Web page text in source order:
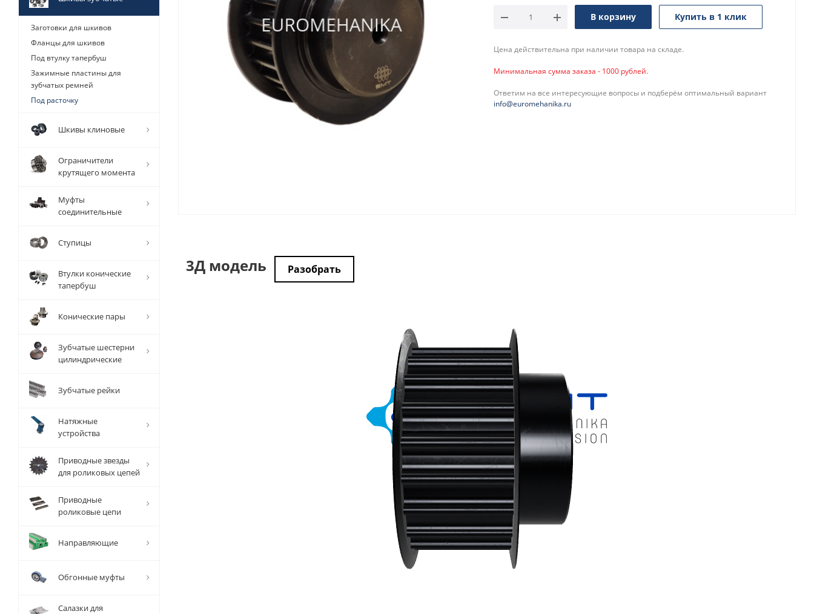
В корзину Купить в 1 клик
Цена действительна при наличии товара на складе.
Минимальная сумма заказа - 1000 рублей.
Ответим на все интересующие вопросы и подберём оптимальный вариант
info@euromehanika.ru
3Д модель Разобрать
Заготовки для шкивов
Фланцы для шкивов
Под втулку тапербуш
Зажимные пластины для
зубчатых ремней
Под расточку
Шкивы клиновые
Ограничители
крутящего момента
Муфты
соединительные
Ступицы
Втулки конические
тапербуш
Конические пары
Зубчатые шестерни
цилиндрические
Зубчатые рейки
Натяжные
устройства
Приводные звезды
для роликовых цепей
Приводные
роликовые цепи
Направляющие
Обгонные муфты
Салазки для